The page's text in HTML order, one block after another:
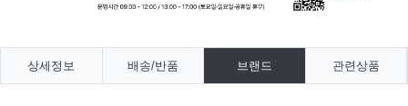
상세정보 배송/반품 브랜드 관련상품